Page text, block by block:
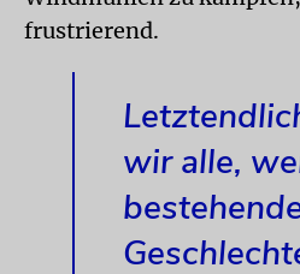
frustrierend.
wir alle,